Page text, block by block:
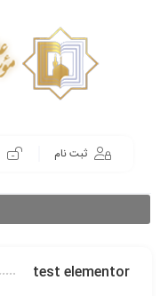
ثبت نام
test elementor